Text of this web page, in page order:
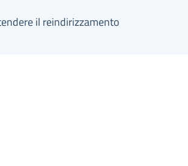
il reindirizzamento